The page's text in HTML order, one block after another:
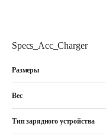
Specs_Acc_Charger
Размеры
Вес
Тип зарядного устройства